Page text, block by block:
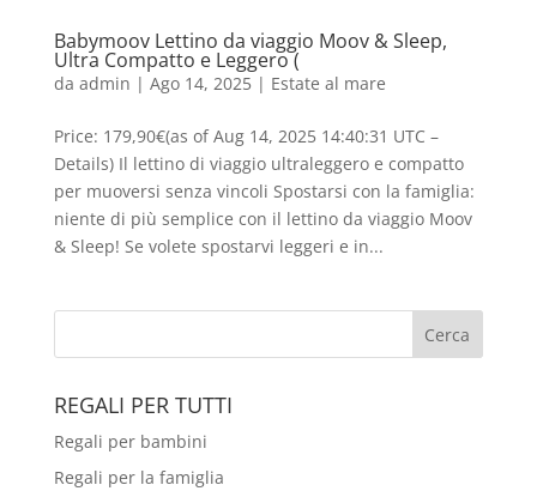
Babymoov Lettino da viaggio Moov & Sleep,
Ultra Compatto e Leggero (
da admin | Ago 14, 2025| Estate al mare
Price: 179,90€(as of Aug 14, 2025 14:40:31 UTC –
Details) Il lettino di viaggio ultraleggero e compatto
per muoversi senza vincoli Spostarsi con la famiglia:
niente di più semplice con il lettino da viaggio Moov
& Sleep! Se volete spostarvi leggeri e in...
REGALI PER TUTTI
Regali per bambini
Regali per la famiglia